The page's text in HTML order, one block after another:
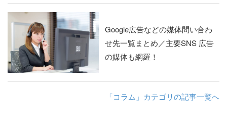
Google広告などの媒体問い合わ
せ先一覧まとめ／主要SNS 広告
の媒体も網羅！
「コラム」カテゴリの記事一覧へ